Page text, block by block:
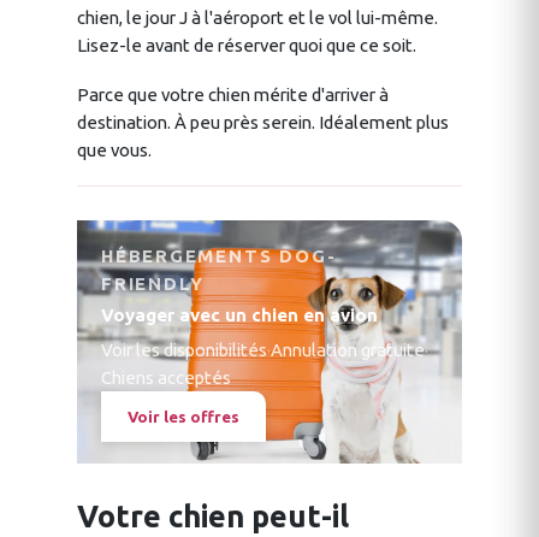
chien, le jour J à l'aéroport et le vol lui-même.
Lisez-le avant de réserver quoi que ce soit.
Parce que votre chien mérite d'arriver à
destination. À peu près serein. Idéalement plus
que vous.
HÉBERGEMENTS DOG-
FRIENDLY
Voyager avec un chien en avion
Voir les disponibilités·Annulation gratuite·
Chiens acceptés
Voir les offres
Votre chien peut-il